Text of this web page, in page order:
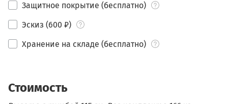
Защитное покрытие (бесплатно)
Эскиз (600 ₽)
Хранение на складе (бесплатно)
Стоимость